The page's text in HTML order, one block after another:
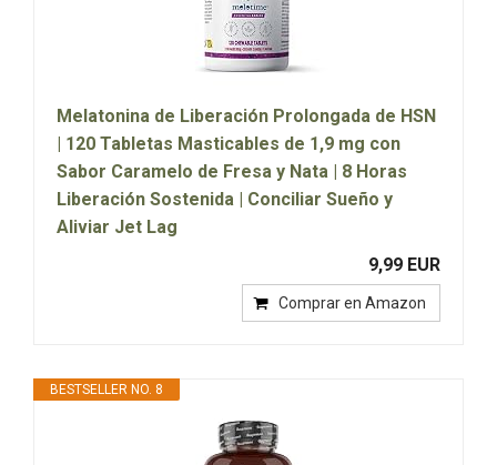
Melatonina de Liberación Prolongada de HSN
| 120 Tabletas Masticables de 1,9 mg con
Sabor Caramelo de Fresa y Nata | 8 Horas
Liberación Sostenida | Conciliar Sueño y
Aliviar Jet Lag
9,99 EUR
Comprar en Amazon
BESTSELLER NO. 8